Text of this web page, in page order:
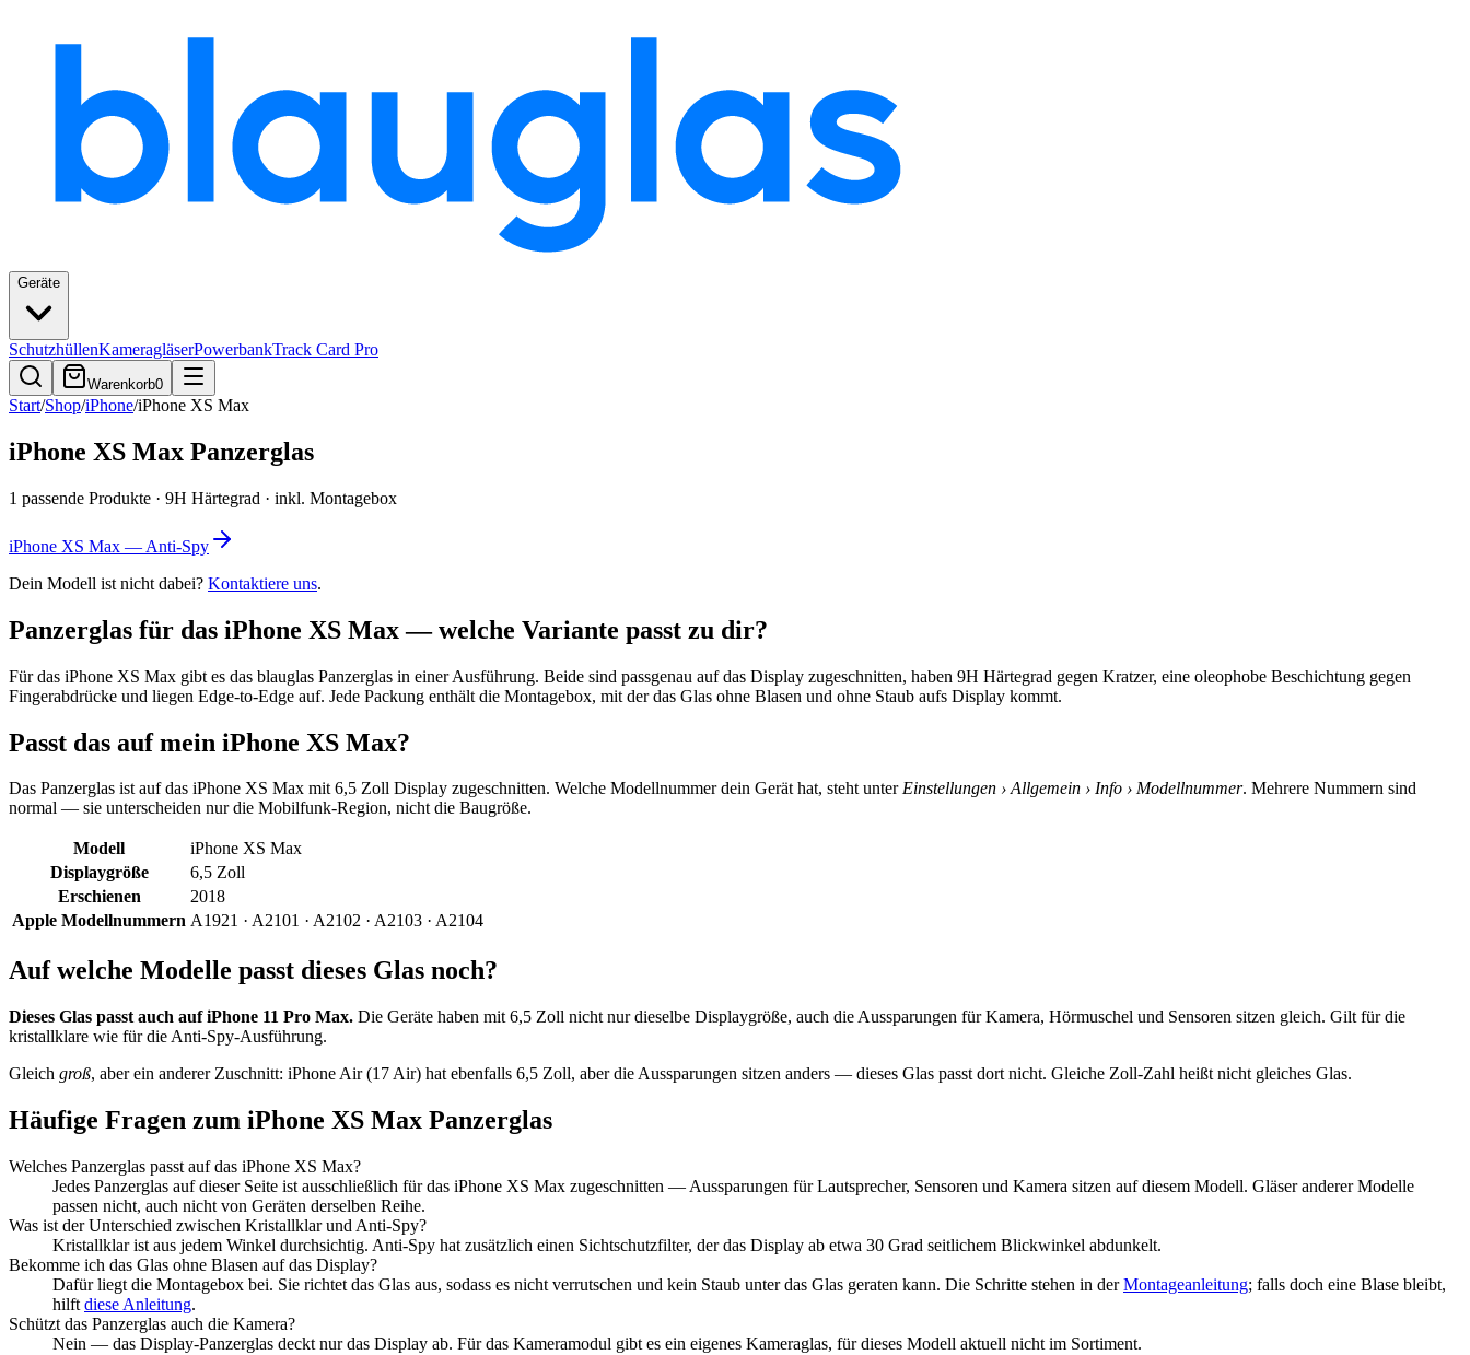
Geräte
SchutzhüllenKameragläserPowerbankTrack Card Pro
Warenkorb0
Start/Shop/iPhone/iPhone XS Max
iPhone XS Max Panzerglas
1 passende Produkte · 9H Härtegrad · inkl. Montagebox
iPhone XS Max — Anti-Spy
Dein Modell ist nicht dabei? Kontaktiere uns.
Panzerglas für das iPhone XS Max— welche Variante passt zu dir?
Für das iPhone XS Max gibt es das blauglas Panzerglas in einer Ausführung. Beide sind passgenau auf das Display zugeschnitten, haben 9H Härtegrad gegen Kratzer, eine oleophobe Beschichtung gegen
Fingerabdrücke und liegen Edge-to-Edge auf. Jede Packung enthält die Montagebox, mit der das Glas ohne Blasen und ohne Staub aufs Display kommt.
Passt das auf mein iPhone XS Max?
Das Panzerglas ist auf das iPhone XS Max mit6,5 Zoll Display zugeschnitten. Welche Modellnummer dein Gerät hat, steht unterEinstellungen › Allgemein › Info › Modellnummer. Mehrere Nummern sind
normal — sie unterscheiden nur die Mobilfunk-Region, nicht die Baugröße.
Modell
iPhone XS Max
Displaygröße
6,5 Zoll
Erschienen
2018
Apple Modellnummern A1921 · A2101 · A2102 · A2103 · A2104
Auf welche Modelle passt dieses Glas noch?
Dieses Glas passt auch auf iPhone 11 Pro Max. Die Geräte haben mit 6,5 Zoll nicht nur dieselbe Displaygröße, auch die Aussparungen für Kamera, Hörmuschel und Sensoren sitzen gleich. Gilt für die
kristallklare wie für die Anti-Spy-Ausführung.
Gleich groß, aber ein anderer Zuschnitt: iPhone Air (17 Air) hat ebenfalls 6,5 Zoll, aber die Aussparungen sitzen anders — dieses Glas passt dort nicht. Gleiche Zoll-Zahl heißt nicht gleiches Glas.
Häufige Fragen zum iPhone XS Max Panzerglas
Welches Panzerglas passt auf das iPhone XS Max?
Jedes Panzerglas auf dieser Seite ist ausschließlich für das iPhone XS Max zugeschnitten — Aussparungen für Lautsprecher, Sensoren und Kamera sitzen auf diesem Modell. Gläser anderer Modelle
passen nicht, auch nicht von Geräten derselben Reihe.
Was ist der Unterschied zwischen Kristallklar und Anti-Spy?
Kristallklar ist aus jedem Winkel durchsichtig. Anti-Spy hat zusätzlich einen Sichtschutzfilter, der das Display ab etwa 30 Grad seitlichem Blickwinkel abdunkelt.
Bekomme ich das Glas ohne Blasen auf das Display?
Dafür liegt die Montagebox bei. Sie richtet das Glas aus, sodass es nicht verrutschen und kein Staub unter das Glas geraten kann. Die Schritte stehen in der Montageanleitung; falls doch eine Blase bleibt,
hilft diese Anleitung.
Schützt das Panzerglas auch die Kamera?
Nein — das Display-Panzerglas deckt nur das Display ab. Für das Kameramodul gibt es ein eigenes Kameraglas, für dieses Modell aktuell nicht im Sortiment.